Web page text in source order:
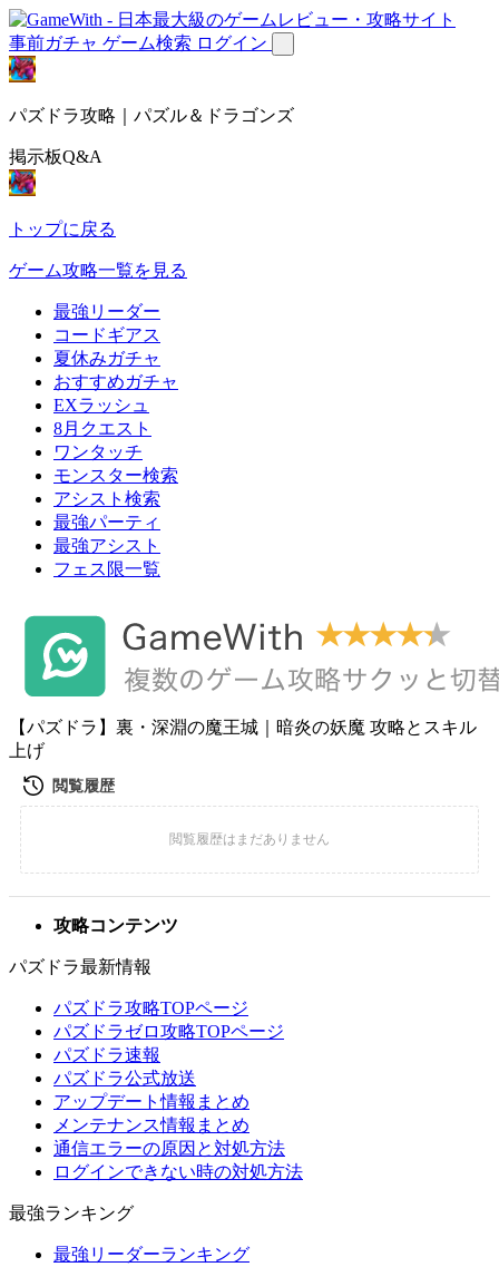
事前ガチャ ゲーム検索 ログイン
パズドラ攻略｜パズル＆ドラゴンズ
掲示板Q&A
トップに戻る
ゲーム攻略一覧を見る
最強リーダー
コードギアス
夏休みガチャ
おすすめガチャ
EXラッシュ
8月クエスト
ワンタッチ
モンスター検索
アシスト検索
最強パーティ
最強アシスト
フェス限一覧
【パズドラ】裏・深淵の魔王城｜暗炎の妖魔 攻略とスキル
上げ
攻略コンテンツ
パズドラ最新情報
パズドラ攻略TOPページ
パズドラゼロ攻略TOPページ
パズドラ速報
パズドラ公式放送
アップデート情報まとめ
メンテナンス情報まとめ
通信エラーの原因と対処方法
ログインできない時の対処方法
最強ランキング
最強リーダーランキング